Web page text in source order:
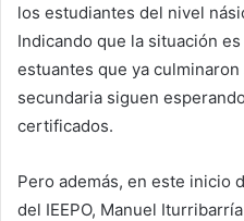
los estudiantes del nivel
Indicando que la situación
estuantes que ya
secundaria siguen
certificados.
Pero además, en este inicio
del IEEPO, Manuel